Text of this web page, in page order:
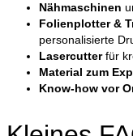
Nähmaschinen
Folienplotter &
personalisierte
Lasercutterfür
Material zum
Know-how vor